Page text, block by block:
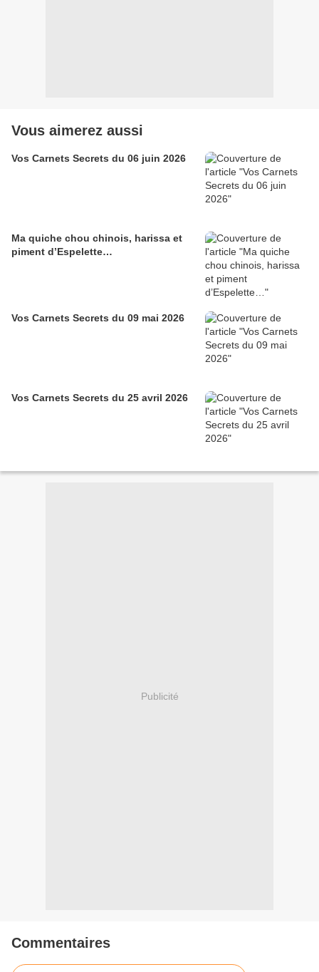
Vous aimerez aussi
Vos Carnets Secrets du 06 juin 2026
Ma quiche chou chinois, harissa et
piment d’Espelette…
Vos Carnets Secrets du 09 mai 2026
Vos Carnets Secrets du 25 avril 2026
Publicité
Commentaires